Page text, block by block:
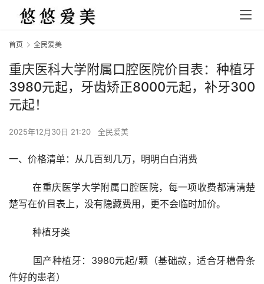
首页 全民爱美
重庆医科大学附属口腔医院价目表：种植牙
3980元起，牙齿矫正8000元起，补牙300
元起！
2025年12月30日 21:20 全民爱美
一、价格清单：从几百到几万，明明白白消费
	在重庆医学大学附属口腔医院，每一项收费都清清楚
楚写在价目表上，没有隐藏费用，更不会临时加价。
	种植牙类
件好的患者）